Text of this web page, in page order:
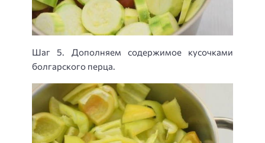
Шаг 5. Дополняем содержимое кусочками
болгарского перца.